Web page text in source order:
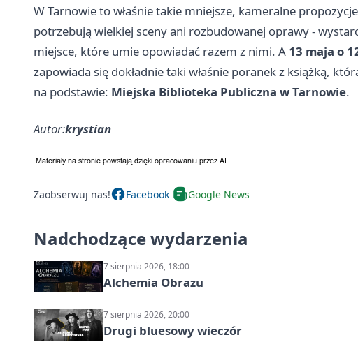
W Tarnowie to właśnie takie mniejsze, kameralne
potrzebują wielkiej sceny ani rozbudowanej oprawy -
miejsce, które umie opowiadać razem z nimi. A 13 maja o
zapowiada się dokładnie taki właśnie poranek z książką,
na podstawie: Miejska Biblioteka Publiczna w Tarnowie.
Autor:krystian
Zaobserwuj nas! Facebook Google News
Nadchodzące wydarzenia
7 sierpnia 2026, 18:00
Alchemia Obrazu
7 sierpnia 2026, 20:00
Drugi bluesowy wieczór